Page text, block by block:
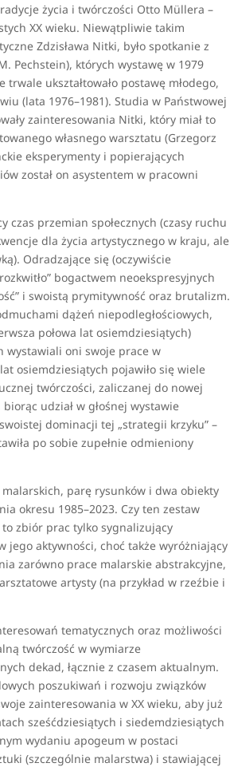
życia i twórczości Otto Müllera –
XX wieku. Niewątpliwie takim
Zdzisława Nitki, było spotkanie z
Pechstein), których wystawę w 1979
ukształtowało postawę młodego,
(lata 1976–1981). Studia w Państwowej
zainteresowania Nitki, który miał to
własnego warsztatu (Grzegorz
eksperymenty i popierających
został on asystentem w pracowni
przemian społecznych (czasy ruchu
dla życia artystycznego w kraju, ale
Odradzające się (oczywiście
bogactwem neoekspresyjnych
i swoistą prymitywność oraz brutalizm.
dążeń niepodległościowych,
połowa lat osiemdziesiątych)
wystawiali oni swoje prace w
osiemdziesiątych pojawiło się wiele
twórczości, zaliczanej do nowej
udział w głośnej wystawie
dominacji tej „strategii krzyku” –
po sobie zupełnie odmieniony
parę rysunków i dwa obiekty
okresu 1985–2023. Czy ten zestaw
zbiór prac tylko sygnalizujący
jego aktywności, choć także wyróżniający
zarówno prace malarskie abstrakcyjne,
artysty (na przykład w rzeźbie i
tematycznych oraz możliwości
twórczość w wymiarze
dekad, łącznie z czasem aktualnym.
poszukiwań i rozwoju związków
zainteresowania w XX wieku, aby już
sześćdziesiątych i siedemdziesiątych
wydaniu apogeum w postaci
(szczególnie malarstwa) i stawiającej